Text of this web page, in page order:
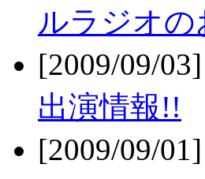
ルラジオ
[2009/09/
出演情報!!
[2009/09/